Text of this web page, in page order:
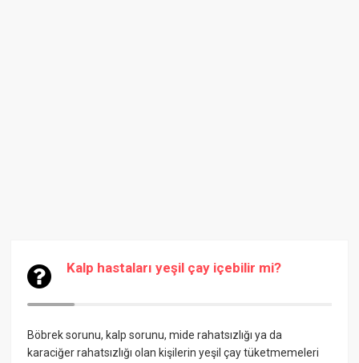
Kalp hastaları yeşil çay içebilir mi?
Böbrek sorunu, kalp sorunu, mide rahatsızlığı ya da
karaciğer rahatsızlığı olan kişilerin yeşil çay tüketmemeleri